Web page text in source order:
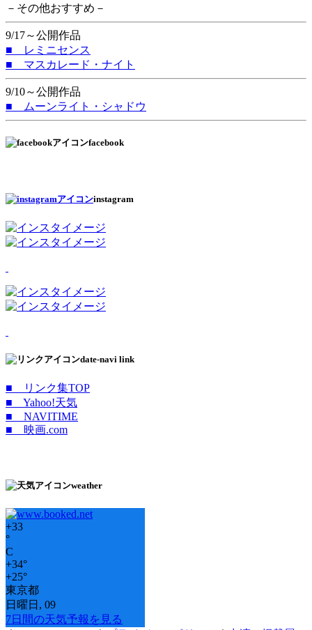
－その他おすすめ－
9/17～公開作品
■ レミニセンス
■ マスカレード・ナイト
9/10～公開作品
■ ムーンライト・シャドウ
facebook
instagram
date-navi link
■ リンク集TOP
■ Yahoo!天気
■ NAVITIME
■ 映画.com
weather
+33
°
C
+34°
+25°
東京都
日曜日, 09
7日間の天気予報を見る